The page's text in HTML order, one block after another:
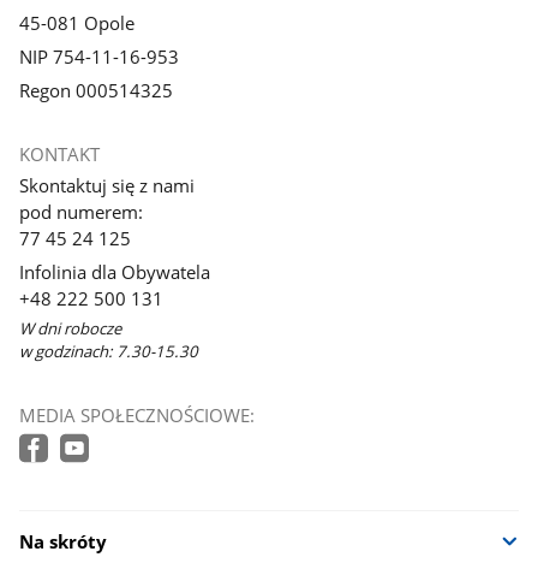
45-081 Opole
NIP 754-11-16-953
Regon 000514325
KONTAKT
Skontaktuj się z nami
pod numerem:
77 45 24 125
Infolinia dla Obywatela
+48 222 500 131
W dni robocze
w godzinach: 7.30-15.30
MEDIA SPOŁECZNOŚCIOWE:
Na skróty